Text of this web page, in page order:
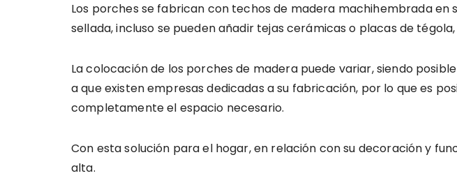
Los porches se fabrican con techos de madera machihembrada
sellada, incluso se pueden añadir tejas cerámicas o placas de
La colocación de los porches de madera puede variar, siendo
a que existen empresas dedicadas a su fabricación, por lo que es
completamente el espacio necesario.
Con esta solución para el hogar, en relación con su decoración y
alta.